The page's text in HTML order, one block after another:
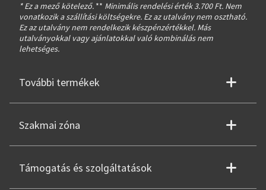
* Ez a mező kötelező. ** Minimális rendelési érték 3.700 Ft. Nem
vonatkozik a szállítási költségekre. Ez az utalvány nem osztható.
Ez az utalvány nem rendelkezik készpénzértékkel. Más
utalványokkal vagy ajánlatokkal való kombinálás nem
lehetséges.
További termékek
Szakmai zóna
Támogatás és szolgáltatások